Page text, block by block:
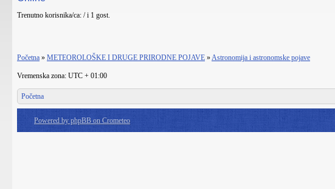
Trenutno korisnika/ca: / i 1 gost.
Početna » METEOROLOŠKE I DRUGE PRIRODNE POJAVE »Astronomija i astronomske pojave
Vremenska zona: UTC + 01:00
Početna
Powered by phpBB on Crometeo